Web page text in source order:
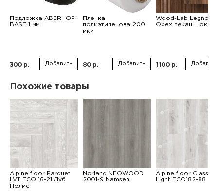
Подложка ABERHOF
BASE 1 мм
300 р. Добавить
Пленка
полиэтиленова 200
мкм
80 р. Добавить
Wood-Lab Legno
Орех пекан
1 100 р. Добавить
Похожие товары
Alpine floor Parquet
LVT ECO 16-21 Дуб
Полис
Norland NEOWOOD
2001-9 Namsen
Alpine floor Classic
Light ЕСО182-88 MC